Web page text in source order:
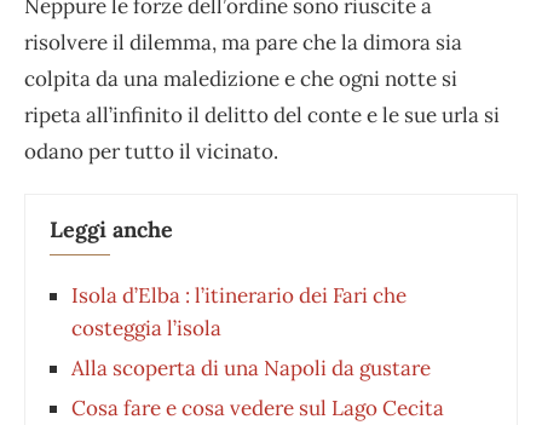
Neppure le forze dell’ordine sono riuscite a
risolvere il dilemma, ma pare che la dimora sia
colpita da una maledizione e che ogni notte si
ripeta all’infinito il delitto del conte e le sue urla si
odano per tutto il vicinato.
Leggi anche
Isola d’Elba : l’itinerario dei Fari che
costeggia l’isola
Alla scoperta di una Napoli da gustare
Cosa fare e cosa vedere sul Lago Cecita